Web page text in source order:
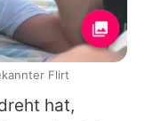
hat,
Flirt